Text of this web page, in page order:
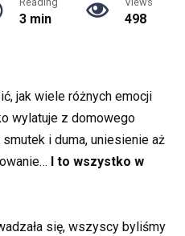
3 min 498
jak wiele różnych emocji
wylatuje z domowego
i duma, uniesienie aż
I to wszystko w
się, wszyscy byliśmy